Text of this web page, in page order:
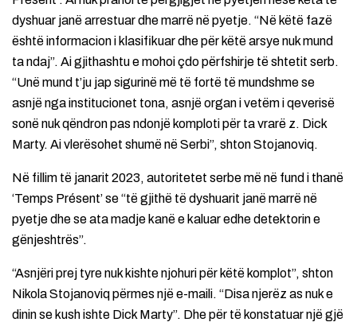
dyshuar janë arrestuar dhe marrë në pyetje. “Në këtë fazë
është informacion i klasifikuar dhe për këtë arsye nuk mund
ta ndaj”. Ai gjithashtu e mohoi çdo përfshirje të shtetit serb.
“Unë mund t’ju jap sigurinë më të fortë të mundshme se
asnjë nga institucionet tona, asnjë organ i vetëm i qeverisë
sonë nuk qëndron pas ndonjë komploti për ta vrarë z. Dick
Marty. Ai vlerësohet shumë në Serbi”, shton Stojanoviq.
Në fillim të janarit 2023, autoritetet serbe më në fund i thanë
‘Temps Présent’ se “të gjithë të dyshuarit janë marrë në
pyetje dhe se ata madje kanë e kaluar edhe detektorin e
gënjeshtrës”.
“Asnjëri prej tyre nuk kishte njohuri për këtë komplot”, shton
Nikola Stojanoviq përmes një e-maili. “Disa njerëz as nuk e
dinin se kush ishte Dick Marty”. Dhe për të konstatuar një gjë